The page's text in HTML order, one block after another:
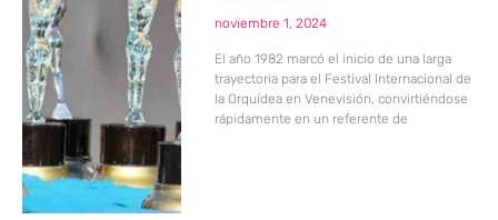
noviembre 1, 2024
El año 1982 marcó el inicio de una larga
trayectoria para el Festival Internacional de
la Orquídea en Venevisión, convirtiéndose
rápidamente en un referente de